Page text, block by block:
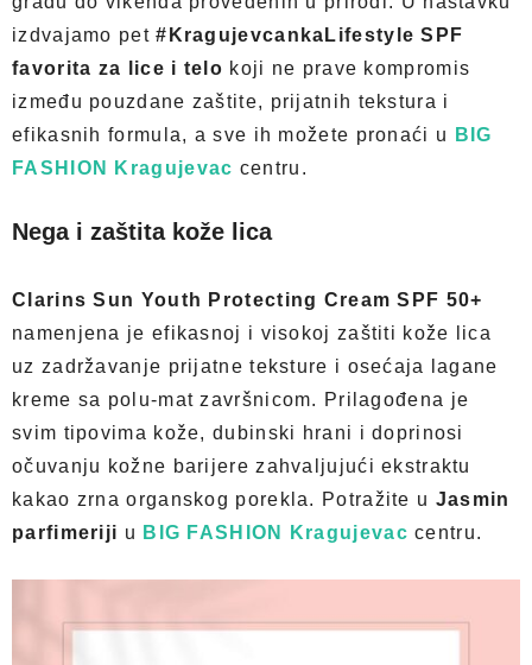
izdvajamo pet#KragujevcankaLifestyle SPF
favorita za lice i telo koji ne prave kompromis
između pouzdane zaštite, prijatnih tekstura i
efikasnih formula, a sve ih možete pronaći u
BIG
FASHION Kragujevac centru.
Nega i zaštita kože lica
Clarins Sun Youth Protecting Cream SPF 50+
namenjena je efikasnoj i visokoj zaštiti kože lica
uz zadržavanje prijatne teksture i osećaja lagane
kreme sa polu-mat završnicom. Prilagođena je
svim tipovima kože, dubinski hrani i doprinosi
očuvanju kožne barijere zahvaljujući ekstraktu
kakao zrna organskog porekla. Potražite u Jasmin
parfimeriji u BIG FASHION Kragujevac centru.